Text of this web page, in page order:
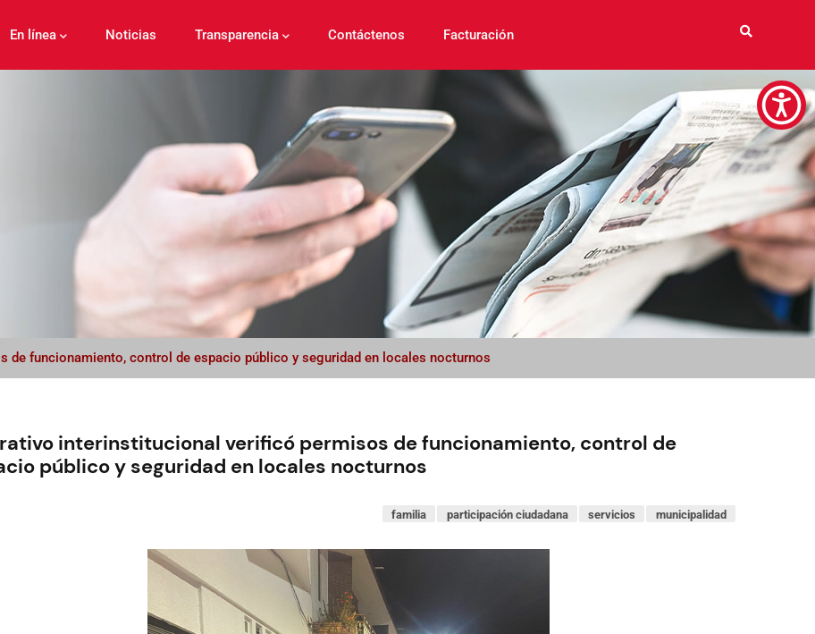
En línea Noticias Transparencia Contáctenos Facturación
de funcionamiento, control de espacio público y seguridad en locales nocturnos
interinstitucional verificó permisos de funcionamiento, control de
público y seguridad en locales nocturnos
municipalidad
servicios
participación ciudadana
familia